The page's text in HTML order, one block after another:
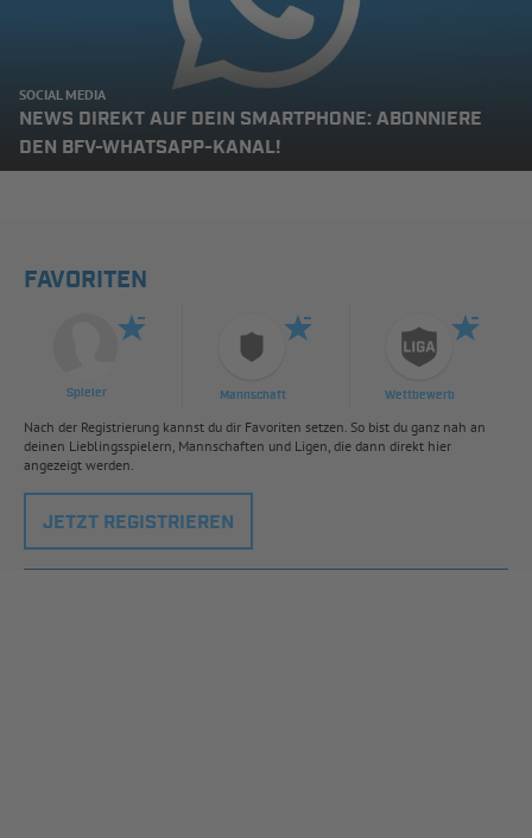
SOCIAL MEDIA
NEWS DIREKT AUF DEIN SMARTPHONE: ABONNIERE
DEN BFV-WHATSAPP-KANAL!
FAVORITEN
Spieler Mannschaft Wettbewerb
Nach der Registrierung kannst du dir Favoriten setzen. So bist du ganz nah an
deinen Lieblingsspielern, Mannschaften und Ligen, die dann direkt hier
angezeigt werden.
JETZT REGISTRIEREN